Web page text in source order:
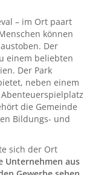
– im Ort paart
können
Der
einem beliebten
Der Park
neben einem
die Gemeinde
Bildungs- und
sich der Ort
Unternehmen aus